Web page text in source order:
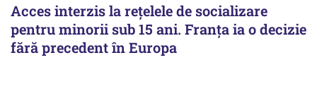
Acces interzis la rețelele de socializare
pentru minorii sub 15 ani. Franța ia o decizie
fără precedent în Europa